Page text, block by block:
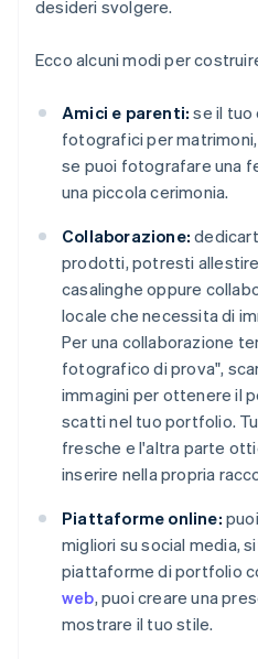
desideri svolgere.
Ecco alcuni modi per
Amici e parenti: se il tuo
fotografici per
se puoi fotografare una
una piccola cerimonia.
Collaborazione:
prodotti, potresti
casalinghe oppure
locale che necessita di
Per una collaborazione
fotografico di prova",
immagini per ottenere il
scatti nel tuo portfolio.
fresche e l'altra parte
inserire nella propria
Piattaforme online:
migliori su social media,
piattaforme di portfolio
web, puoi creare una
mostrare il tuo stile.